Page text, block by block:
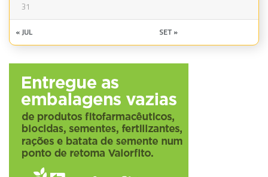
31
« JUL SET »